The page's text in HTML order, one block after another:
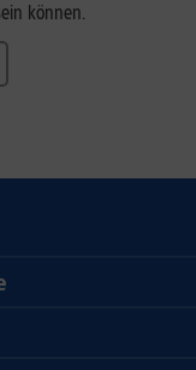
können.